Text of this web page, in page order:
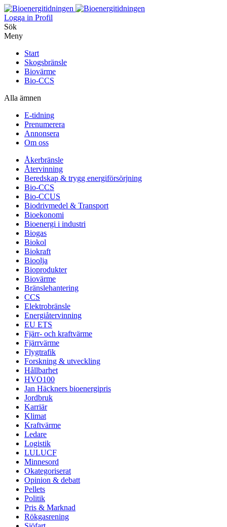
Logga in Profil
Sök
Meny
Start
Skogsbränsle
Biovärme
Bio-CCS
Alla ämnen
E-tidning
Prenumerera
Annonsera
Om oss
Åkerbränsle
Återvinning
Beredskap & trygg energiförsörjning
Bio-CCS
Bio-CCUS
Biodrivmedel & Transport
Bioekonomi
Bioenergi i industri
Biogas
Biokol
Biokraft
Bioolja
Bioprodukter
Biovärme
Bränslehantering
CCS
Elektrobränsle
Energiåtervinning
EU ETS
Fjärr- och kraftvärme
Fjärrvärme
Flygtrafik
Forskning & utveckling
Hållbarhet
HVO100
Jan Häckners bioenergipris
Jordbruk
Karriär
Klimat
Kraftvärme
Ledare
Logistik
LULUCF
Minnesord
Okategoriserat
Opinion & debatt
Pellets
Politik
Pris & Marknad
Rökgasrening